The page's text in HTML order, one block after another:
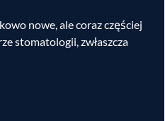
nowe, ale coraz częściej
stomatologii, zwłaszcza